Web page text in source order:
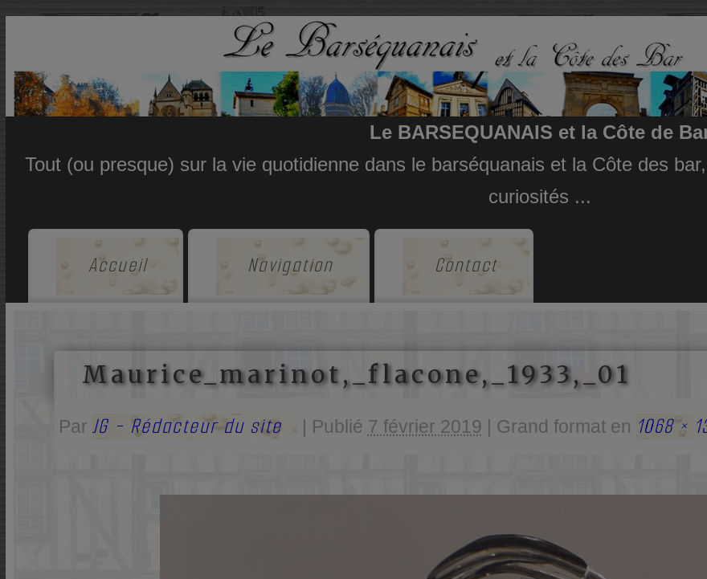
Le BARSEQUANAIS et la Côte de
Tout (ou presque) sur la vie quotidienne dans le barséquanais et la Côte des
curiosités ...
Accueil Navigation Contact
Maurice_marinot,_flacone,_1933,_01
Par JG - Rédacteur du site Publié 7 février 2019 Grand format en 1068 ×